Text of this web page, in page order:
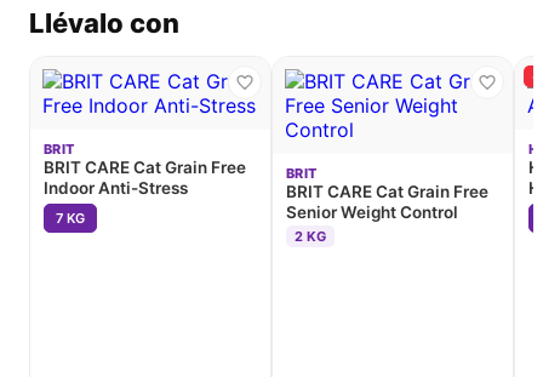
Llévalo con
BRIT
BRIT CARE Cat Grain Free
Indoor Anti-Stress
7 KG
BRIT
BRIT CARE Cat Grain Free
Senior Weight Control
2 KG
-